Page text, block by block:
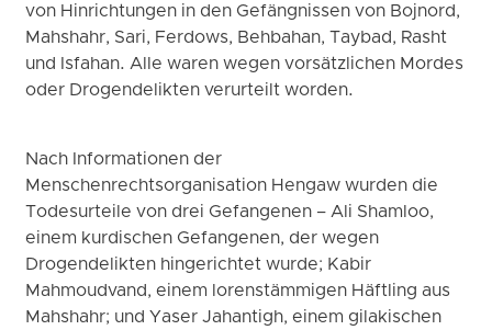
von Hinrichtungen in den Gefängnissen von Bojnord,
Mahshahr, Sari, Ferdows, Behbahan, Taybad, Rasht
und Isfahan. Alle waren wegen vorsätzlichen Mordes
oder Drogendelikten verurteilt worden.
Nach Informationen der
Menschenrechtsorganisation Hengaw wurden die
Todesurteile von drei Gefangenen – Ali Shamloo,
einem kurdischen Gefangenen, der wegen
Drogendelikten hingerichtet wurde; Kabir
Mahmoudvand, einem lorenstämmigen Häftling aus
Mahshahr; und Yaser Jahantigh, einem gilakischen